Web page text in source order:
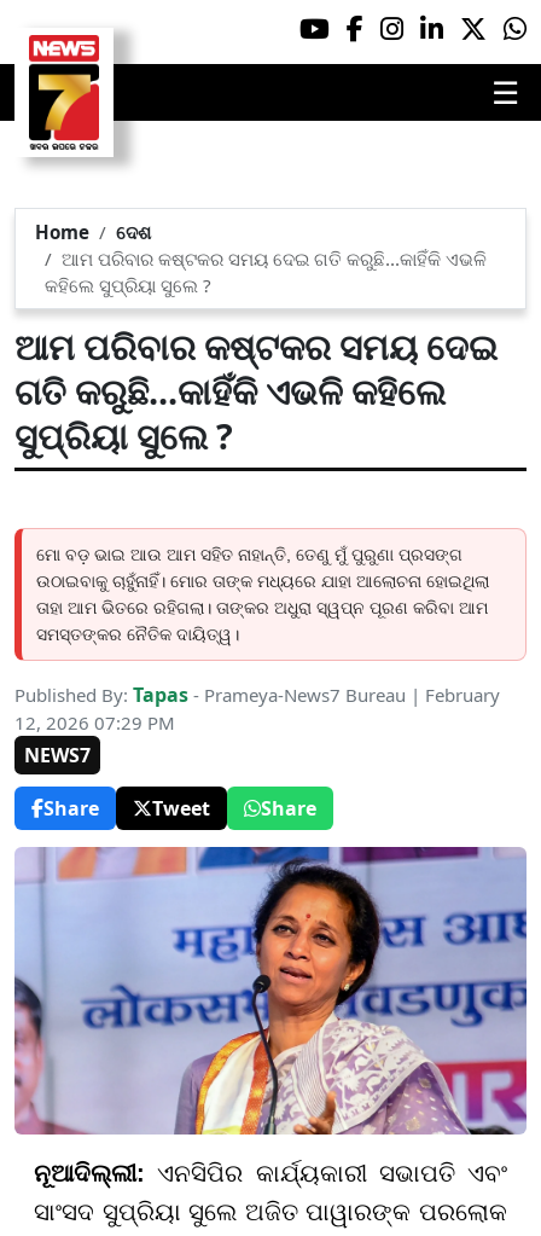
☰
Home
ଦେଶ
ଆମ ପରିବାର କଷ୍ଟକର ସମୟ ଦେଇ ଗତି କରୁଛି...କାହିଁକି ଏଭଳି
କହିଲେ ସୁପ୍ରିୟା ସୁଲେ ?
ଆମ ପରିବାର କଷ୍ଟକର ସମୟ ଦେଇ
ଗତି କରୁଛି...କାହିଁକି ଏଭଳି କହିଲେ
ସୁପ୍ରିୟା ସୁଲେ ?
ମୋ ବଡ଼ ଭାଇ ଆଉ ଆମ ସହିତ ନାହାନ୍ତି, ତେଣୁ ମୁଁ ପୁରୁଣା ପ୍ରସଙ୍ଗ
ଉଠାଇବାକୁ ଚାହୁଁନାହିଁ। ମୋର ତାଙ୍କ ମଧ୍ୟରେ ଯାହା ଆଲୋଚନା ହୋଇଥିଲା
ତାହା ଆମ ଭିତରେ ରହିଗଲା। ତାଙ୍କର ଅଧୁରା ସ୍ୱପ୍ନ ପୂରଣ କରିବା ଆମ
ସମସ୍ତଙ୍କର ନୈତିକ ଦାୟିତ୍ୱ।
Published By: Tapas - Prameya-News7 Bureau | February
12, 2026 07:29 PM
NEWS7
Share
Tweet Share
ନୂଆଦିଲ୍ଲୀ:ଏନସିପିର କାର୍ଯ୍ୟକାରୀ ସଭାପତି ଏବଂ
ସାଂସଦ ସୁପ୍ରିୟା ସୁଲେ ଅଜିତ ପାୱାରଙ୍କ ପରଲୋକ